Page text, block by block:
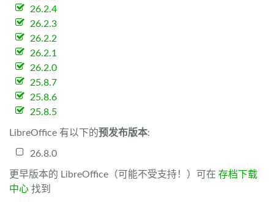
26.2.4
26.2.3
26.2.2
26.2.1
26.2.0
25.8.7
25.8.6
25.8.5
LibreOffice 有以下的预发布版本:
26.8.0
更早版本的 LibreOffice（可能不受支持！）可在 存档下载
中心 找到